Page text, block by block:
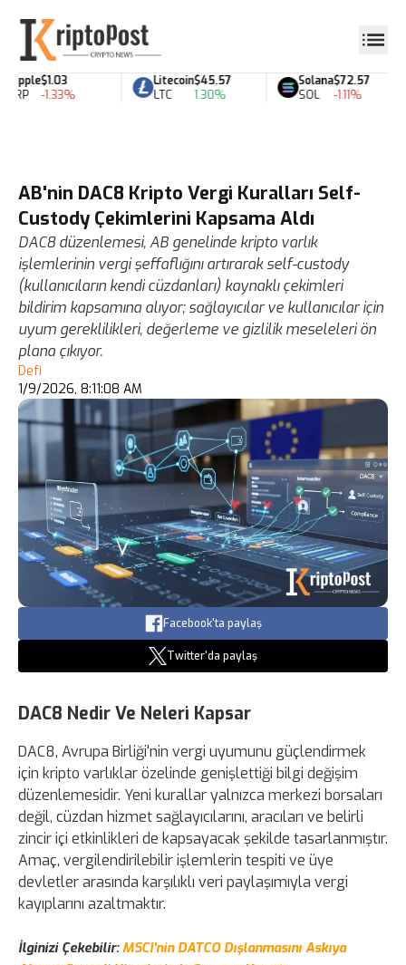
$1.03
-1.33%
Litecoin
LTC
$45.57
1.30%
Solana
SOL
$72.57
-1.11%
AB'nin DAC8 Kripto Vergi Kuralları Self-
Custody Çekimlerini Kapsama Aldı
DAC8 düzenlemesi, AB genelinde kripto varlık
işlemlerinin vergi şeffaflığını artırarak self-custody
(kullanıcıların kendi cüzdanları) kaynaklı çekimleri
bildirim kapsamına alıyor; sağlayıcılar ve kullanıcılar için
uyum gereklilikleri, değerleme ve gizlilik meseleleri ön
plana çıkıyor.
Defi
1/9/2026, 8:11:08 AM
Facebook'ta paylaş
Twitter'da paylaş
DAC8 Nedir Ve Neleri Kapsar
DAC8, Avrupa Birliği'nin vergi uyumunu güçlendirmek
için kripto varlıklar özelinde genişlettiği bilgi değişim
düzenlemesidir. Yeni kurallar yalnızca merkezi borsaları
değil, cüzdan hizmet sağlayıcılarını, aracıları ve belirli
zincir içi etkinlikleri de kapsayacak şekilde tasarlanmıştır.
Amaç, vergilendirilebilir işlemlerin tespiti ve üye
devletler arasında karşılıklı veri paylaşımıyla vergi
kayıplarını azaltmaktır.
İlginizi Çekebilir:MSCI'nin DATCO Dışlanmasını Askıya